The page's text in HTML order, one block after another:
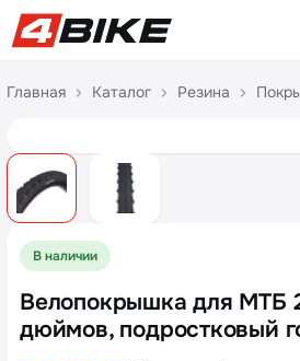
Главная Каталог Резина
В наличии
Велопокрышка для МТБ
дюймов, подростковый